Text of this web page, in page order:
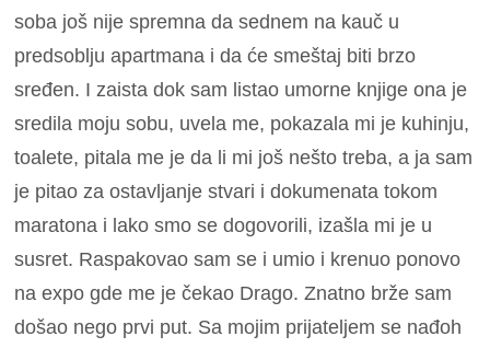
soba još nije spremna da sednem na kauč u
predsoblju apartmana i da će smeštaj biti brzo
sređen. I zaista dok sam listao umorne knjige ona je
sredila moju sobu, uvela me, pokazala mi je kuhinju,
toalete, pitala me je da li mi još nešto treba, a ja sam
je pitao za ostavljanje stvari i dokumenata tokom
maratona i lako smo se dogovorili, izašla mi je u
susret. Raspakovao sam se i umio i krenuo ponovo
na expo gde me je čekao Drago. Znatno brže sam
došao nego prvi put. Sa mojim prijateljem se nađoh